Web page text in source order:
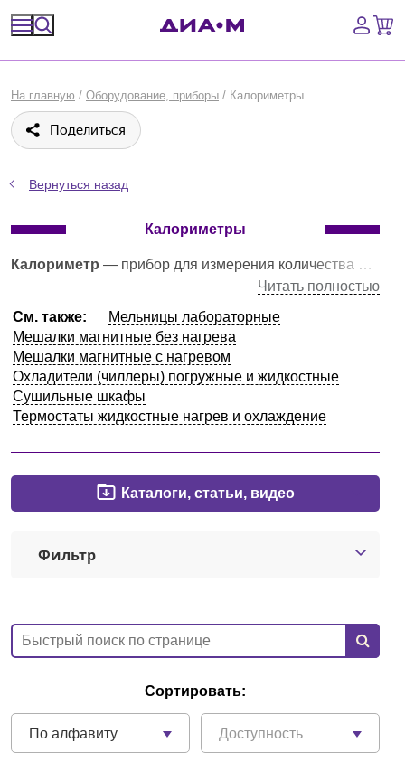
Оборудование, приборы
Войти
Сравнение
Кемерово
Партнеры
Доставка и оплата
На главную / Оборудование, приборы / Калориметры
Поделиться
Вернуться назад
Калориметры
Калориметр — прибор для измерения количества теплоты, выделяющейся или поглощающейся в каком-либо физическом, химическом или биологическом процессе. Калориметрия используется для определения удельной теплоемкости, теплоты плавления или испарения и теплоты реакций. Существует много различных типов калориметров. При измерении теплоемкости
Читать полностью
См. также:
Мельницы лабораторные
Мешалки магнитные без нагрева
Мешалки магнитные с нагревом
Охладители (чиллеры) погружные и жидкостные
Сушильные шкафы
Термостаты жидкостные нагрев и охлаждение
Каталоги, статьи, видео
Фильтр
Сортировать:
По алфавиту Доступность